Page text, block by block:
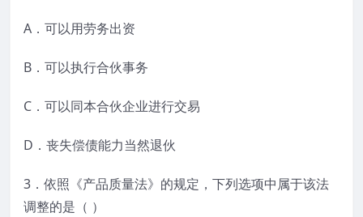
A．可以用劳务出资
B．可以执行合伙事务
C．可以同本合伙企业进行交易
D．丧失偿债能力当然退伙
3．依照《产品质量法》的规定，下列选项中属于该法
调整的是（ ）